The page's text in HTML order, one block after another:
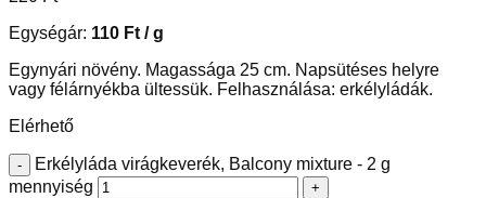
Egységár: 110 Ft / g
Egynyári növény. Magassága 25 cm. Napsütéses helyre
vagy félárnyékba ültessük. Felhasználása: erkélyládák.
Elérhető
-
Erkélyláda virágkeverék, Balcony mixture - 2 g
mennyiség
+